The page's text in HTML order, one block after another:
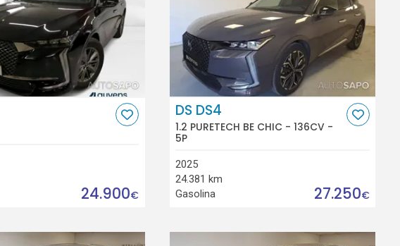
24.900€
DS DS4
1.2 PURETECH BE CHIC - 136CV -
5P
2025
24.381 km
Gasolina
27.250€